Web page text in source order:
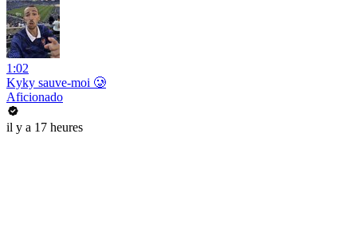
1:02
Kyky sauve-moi 🥲
Aficionado
il y a 17 heures